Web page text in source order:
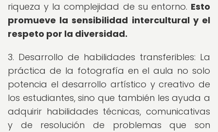
riqueza y la complejidad de su entorno. Esto
promueve la sensibilidad intercultural y el
respeto por la diversidad.
3. Desarrollo de habilidades transferibles: La
práctica de la fotografía en el aula no solo
potencia el desarrollo artístico y creativo de
los estudiantes, sino que también les ayuda a
adquirir habilidades técnicas, comunicativas
y de resolución de problemas que son